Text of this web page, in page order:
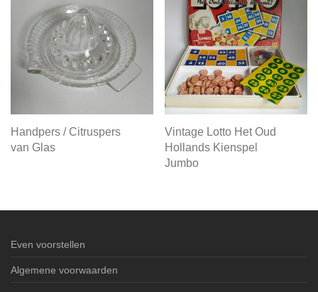
Handpers / Citruspers
van Glas
Vintage Lotto Het Oud
Hollands Kienspel
Jumbo
Even voorstellen
Algemene voorwaarden